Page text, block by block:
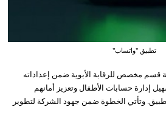
تطبيق "واتساب"
قسم مخصص للرقابة الأبوية ضمن إعداداته
إدارة حسابات الأطفال وتعزيز أمانهم
وتأتي الخطوة ضمن جهود الشركة لتطوير